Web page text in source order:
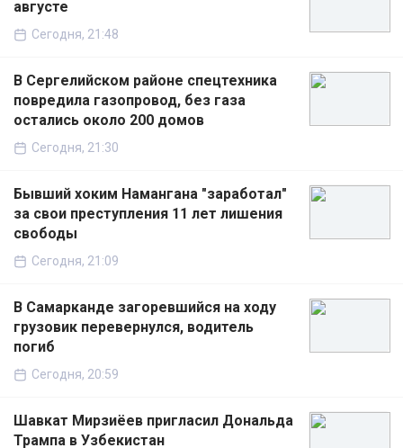
августе
Сегодня, 21:48
В Сергелийском районе спецтехника
повредила газопровод, без газа
остались около 200 домов
Сегодня, 21:30
Бывший хоким Намангана "заработал"
за свои преступления 11 лет лишения
свободы
Сегодня, 21:09
В Самарканде загоревшийся на ходу
грузовик перевернулся, водитель
погиб
Сегодня, 20:59
Шавкат Мирзиёев пригласил Дональда
Трампа в Узбекистан